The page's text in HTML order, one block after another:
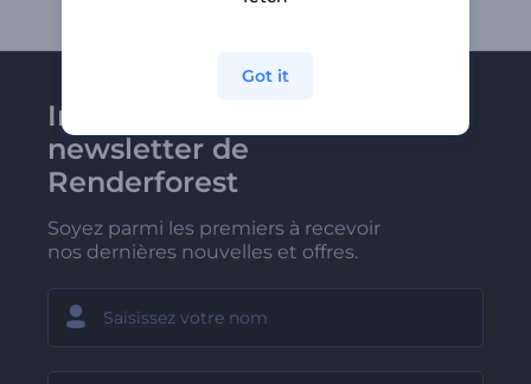
Inscrivez-vous à la
newsletter de
Renderforest
Soyez parmi les premiers à recevoir
nos dernières nouvelles et offres.
Got it